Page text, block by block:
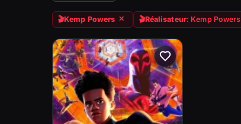
🎬Kemp Powers ✕ 🎬Réalisateur: Kemp Powers